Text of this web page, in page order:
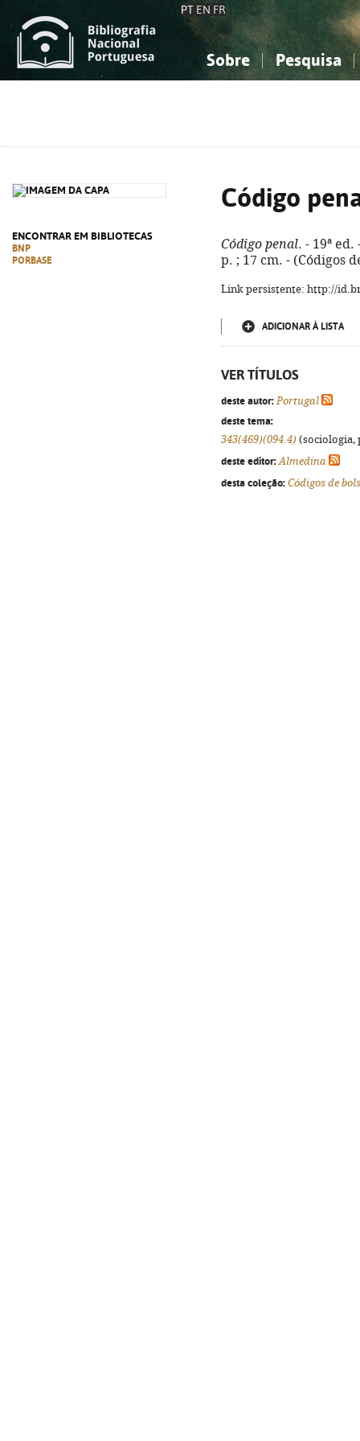
PT EN FR
Sobre Pesquisa
ENCONTRAR EM BIBLIOTECAS
BNP
PORBASE
Código
Código penal. - 19ª
p. ; 17 cm. - (Códigos
Link persistente: http://
ADICIONAR À LISTA
VER TÍTULOS
deste autor: Portugal
deste tema:
343(469)(094.4) (sociologia,
deste editor: Almedina
desta coleção: Códigos de